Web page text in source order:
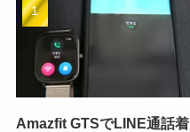
Amazfit GTSでLINE通話着